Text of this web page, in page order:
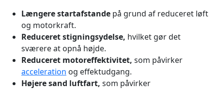
Længere startafstande på grund af reduceret løft
og motorkraft.
Reduceret stigningsydelse, hvilket gør det
sværere at opnå højde.
Reduceret motoreffektivitet, som påvirker
acceleration og effektudgang.
Højere sand luftfart, som påvirker